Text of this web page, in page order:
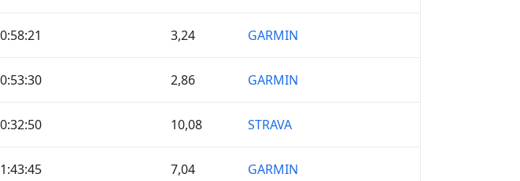
0:58:21 3,24 GARMIN
0:53:30 2,86 GARMIN
0:32:50 10,08 STRAVA
1:43:45 7,04 GARMIN